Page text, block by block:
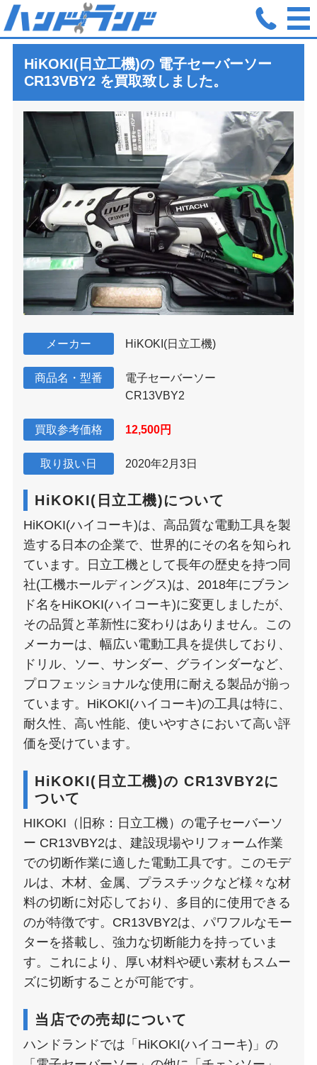
ホーム 買取実績 HIKOKI 日立工機 電子セーバーソー
HiKOKI(日立工機)の 電子セーバーソー
CR13VBY2 を買取致しました。
メーカー HiKOKI(日立工機)
商品名・型番
電子セーバーソー
CR13VBY2
買取参考価格 12,500円
取り扱い日 2020年2月3日
HiKOKI(日立工機)について
HiKOKI(ハイコーキ)は、高品質な電動工具を製
造する日本の企業で、世界的にその名を知られ
ています。日立工機として長年の歴史を持つ同
社(工機ホールディングス)は、2018年にブラン
ド名をHiKOKI(ハイコーキ)に変更しましたが、
その品質と革新性に変わりはありません。この
メーカーは、幅広い電動工具を提供しており、
ドリル、ソー、サンダー、グラインダーなど、
プロフェッショナルな使用に耐える製品が揃っ
ています。HiKOKI(ハイコーキ)の工具は特に、
耐久性、高い性能、使いやすさにおいて高い評
価を受けています。
HiKOKI(日立工機)の CR13VBY2に
ついて
HIKOKI（旧称：日立工機）の電子セーバーソ
ー CR13VBY2は、建設現場やリフォーム作業
での切断作業に適した電動工具です。このモデ
ルは、木材、金属、プラスチックなど様々な材
料の切断に対応しており、多目的に使用できる
のが特徴です。CR13VBY2は、パワフルなモー
ターを搭載し、強力な切断能力を持っていま
す。これにより、厚い材料や硬い素材もスムー
ズに切断することが可能です。
当店での売却について
ハンドランドでは「HiKOKI(ハイコーキ)」の